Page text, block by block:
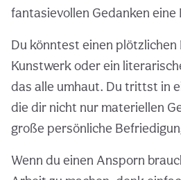
fantasievollen Gedanken eine
Du könntest einen
Kunstwerk oder ein
das alle umhaut. Du trittst in
die dir nicht nur materiellen
große persönliche
Wenn du einen Ansporn